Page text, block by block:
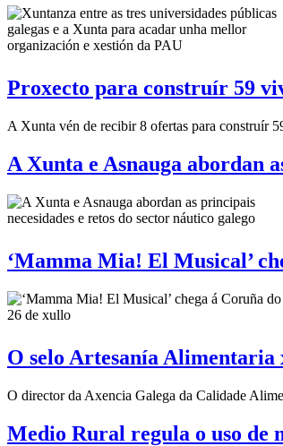
Proxecto para construír 59
A Xunta vén de recibir 8 ofertas para construír
A Xunta e Asnauga abordan
‘Mamma Mia! El Musical’
O selo Artesanía Alimentaria
O director da Axencia Galega da Calidade
Medio Rural regula o uso de